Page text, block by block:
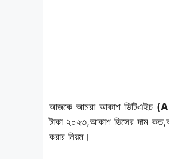
আজকে আমরা আকাশ ডিটিএইচ
টাকা ২০২৩,আকাশ ডিসের দাম
করার নিয়ম।